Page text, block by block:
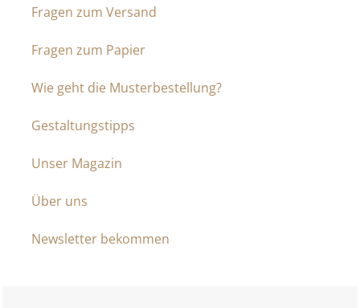
Fragen zum Versand
Fragen zum Papier
Wie geht die Musterbestellung?
Gestaltungstipps
Unser Magazin
Über uns
Newsletter bekommen